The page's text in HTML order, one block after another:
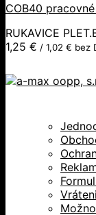
COB40
RUKAVICE
1,25 € / 1,02 € bez